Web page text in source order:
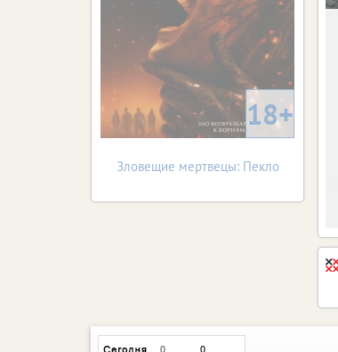
18+
Зловещие мертвецы: Пекло